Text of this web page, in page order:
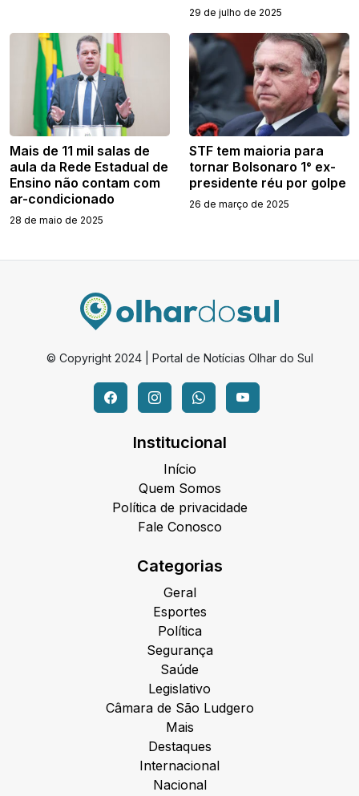
29 de julho de 2025
Mais de 11 mil salas de
aula da Rede Estadual de
Ensino não contam com
ar-condicionado
28 de maio de 2025
STF tem maioria para
tornar Bolsonaro 1° ex-
presidente réu por golpe
26 de março de 2025
© Copyright 2024 | Portal de Notícias Olhar do Sul
Institucional
Início
Quem Somos
Política de privacidade
Fale Conosco
Categorias
Geral
Esportes
Política
Segurança
Saúde
Legislativo
Câmara de São Ludgero
Mais
Destaques
Internacional
Nacional